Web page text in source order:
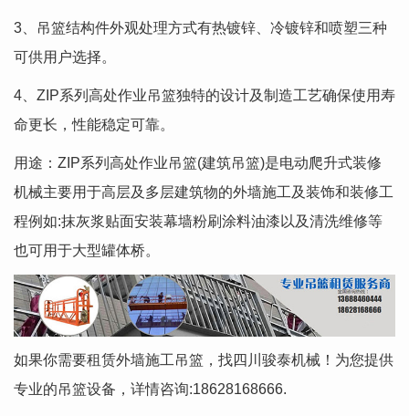
3、吊篮结构件外观处理方式有热镀锌、冷镀锌和喷塑三种
可供用户选择。
4、ZIP系列高处作业吊篮独特的设计及制造工艺确保使用寿
命更长，性能稳定可靠。
用途：ZIP系列高处作业吊篮(建筑吊篮)是电动爬升式装修
机械主要用于高层及多层建筑物的外墙施工及装饰和装修工
程例如:抹灰浆贴面安装幕墙粉刷涂料油漆以及清洗维修等
也可用于大型罐体桥。
如果你需要租赁外墙施工吊篮，找四川骏泰机械！为您提供
专业的吊篮设备，详情咨询:18628168666.